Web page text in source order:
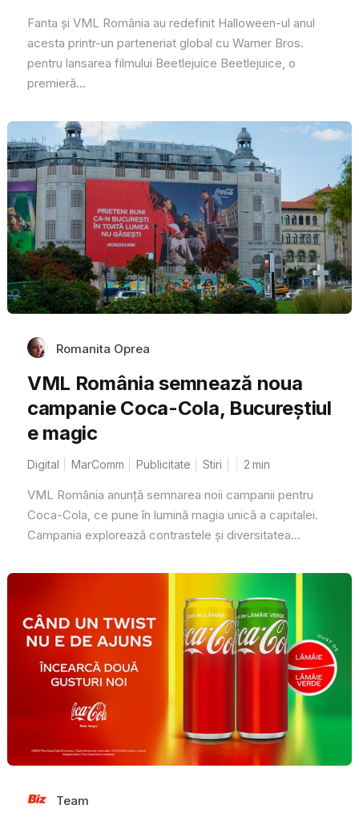
Fanta și VML România au redefinit Halloween-ul anul
acesta printr-un parteneriat global cu Warner Bros.
pentru lansarea filmului Beetlejuice Beetlejuice, o
premieră...
Romanita Oprea
VML România semnează noua
campanie Coca-Cola, Bucureștiul
e magic
Digital MarComm Publicitate Stiri 2 min
VML România anunță semnarea noii campanii pentru
Coca-Cola, ce pune în lumină magia unică a capitalei.
Campania explorează contrastele și diversitatea...
Team